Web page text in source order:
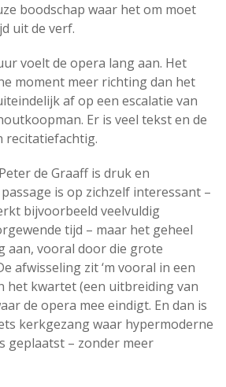
boodschap waar het om moet
uit de verf.
voelt de opera lang aan. Het
moment meer richting dan het
af op een escalatie van
Er is veel tekst en de
recitatiefachtig.
de Graaff is druk en
is op zichzelf interessant –
bijvoorbeeld veelvuldig
tijd – maar het geheel
aan, vooral door die grote
afwisseling zit ‘m vooral in een
het kwartet (een uitbreiding van
de opera mee eindigt. En dan is
kerkgezang waar hypermoderne
geplaatst – zonder meer